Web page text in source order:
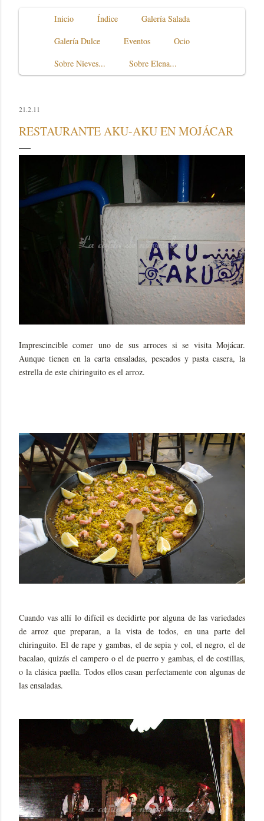
Inicio Índice
Galería Salada
Galería Dulce
Eventos
Ocio
Sobre Nieves...
Sobre Elena...
21.2.11
RESTAURANTE AKU-AKU EN MOJÁCAR
Imprescincible comer uno de sus arroces si se visita Mojácar.
Aunque tienen en la carta ensaladas, pescados y pasta casera, la
estrella de este chiringuito es el arroz.
Cuando vas allí lo difícil es decidirte por alguna de las variedades
de arroz que preparan, a la vista de todos, en una parte del
chiringuito. El de rape y gambas, el de sepia y col, el negro, el de
bacalao, quizás el campero o el de puerro y gambas, el de costillas,
o la clásica paella. Todos ellos casan perfectamente con algunas de
las ensaladas.